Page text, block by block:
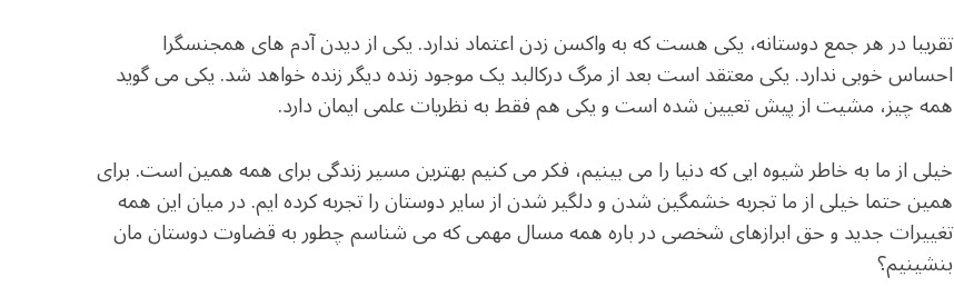
تقریبا در هر جمع دوستانه، یکی هست که به واکسن زدن اعتماد ندارد. یکی از دیدن آدم های همجنسگرا
احساس خوبی ندارد. یکی معتقد است بعد از مرگ درکالبد یک موجود زنده دیگر زنده خواهد شد. یکی می گوید
همه چیز، مشیت از پیش تعیین شده است و یکی هم فقط به نظریات علمی ایمان دارد.
خیلی از ما به خاطر شیوه ایی که دنیا را می بینیم، فکر می کنیم بهترین مسیر زندگی برای همه همین است. برای
همین حتما خیلی از ما تجربه خشمگین شدن و دلگیر شدن از سایر دوستان را تجربه کرده ایم. در میان این همه
تغییرات جدید و حق ابرازهای شخصی در باره همه مسال مهمی که می شناسم چطور به قضاوت دوستان مان
بنشینیم؟